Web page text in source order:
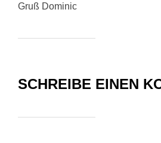
Gruß Dominic
SCHREIBE EINEN